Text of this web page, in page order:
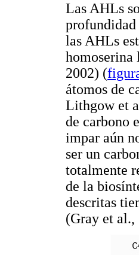
Las AHLs
las AHLs
homoserina
2002) (
átomos de
Lithgow et
de carbono
impar aún
ser un
totalmente
de la
descritas
(Gray et al.,